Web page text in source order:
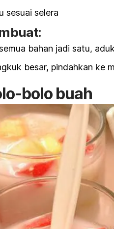
sesuai selera
bahan jadi satu,
besar, pindahkan ke
bolo buah